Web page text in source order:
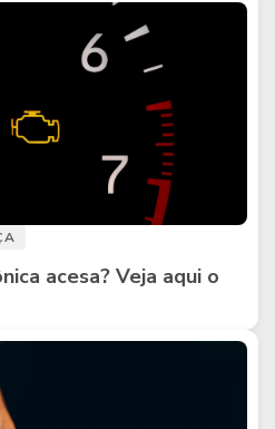
acesa? Veja aqui o